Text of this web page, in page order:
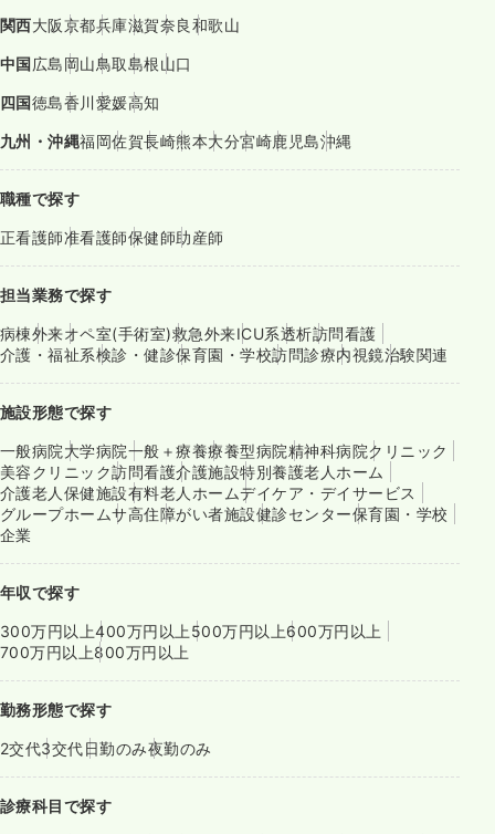
関西大阪京都兵庫滋賀奈良和歌山
中国 広島 岡山鳥取島根山口
四国徳島香川 愛媛高知
九州・沖縄福岡佐賀長崎熊本大分宮崎鹿児島沖縄
職種で探す
正看護師准看護師保健師助産師
担当業務で探す
病棟外来オペ室(手術室)救急外来ICU系透析訪問看護
介護・福祉系検診・健診保育園・学校訪問診療内視鏡治験関連
施設形態で探す
一般病院大学病院一般＋療養療養型病院精神科病院クリニック
美容クリニック訪問看護介護施設特別養護老人ホーム
介護老人保健施設有料老人ホームデイケア・デイサービス
グループホームサ高住障がい者施設健診センター保育園・学校
企業
年収で探す
300万円以上400万円以上500万円以上600万円以上
700万円以上800万円以上
勤務形態で探す
2交代3交代日勤のみ夜勤のみ
診療科目で探す